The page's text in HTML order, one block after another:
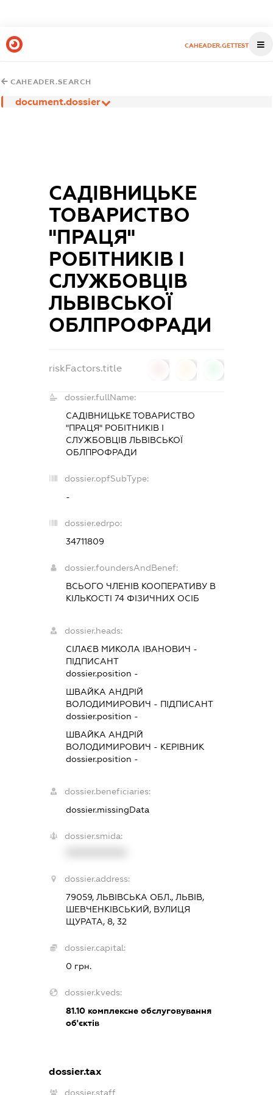
CAHEADER.GETTEST
CAHEADER.SEARCH
document.dossier
САДІВНИЦЬКЕ
ТОВАРИСТВО
"ПРАЦЯ"
РОБІТНИКІВ І
СЛУЖБОВЦІВ
ЛЬВІВСЬКОЇ
ОБЛПРОФРАДИ
riskFactors.title
dossier.fullName:
САДІВНИЦЬКЕ ТОВАРИСТВО
"ПРАЦЯ" РОБІТНИКІВ І
СЛУЖБОВЦІВ ЛЬВІВСЬКОЇ
ОБЛПРОФРАДИ
dossier.opfSubType:
-
dossier.edrpo:
34711809
dossier.foundersAndBenef:
ВСЬОГО ЧЛЕНІВ КООПЕРАТИВУ В
КІЛЬКОСТІ 74 ФІЗИЧНИХ ОСІБ
dossier.heads:
СІЛАЄВ МИКОЛА ІВАНОВИЧ -
ПІДПИСАНТ
dossier.position -
ШВАЙКА АНДРІЙ
ВОЛОДИМИРОВИЧ - ПІДПИСАНТ
dossier.position -
ШВАЙКА АНДРІЙ
ВОЛОДИМИРОВИЧ - КЕРІВНИК
dossier.position -
dossier.beneficiaries:
dossier.missingData
dossier.smida:
dossier.address:
79059, ЛЬВІВСЬКА ОБЛ., ЛЬВІВ,
ШЕВЧЕНКІВСЬКИЙ, ВУЛИЦЯ
ЩУРАТА, 8, 32
dossier.capital:
0 грн.
dossier.kveds:
81.10 комплексне обслуговування
об'єктів
dossier.tax
dossier.staff